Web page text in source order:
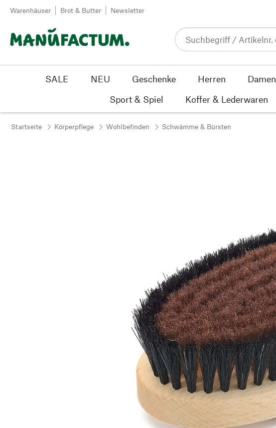
Zum Inhalt springen
Warenhäuser Brot & Butter Newsletter
SALE NEU Geschenke Herren Damen
Sport & Spiel
Koffer & Lederwaren
Startseite Körperpflege Wohlbefinden Schwämme & Bürsten